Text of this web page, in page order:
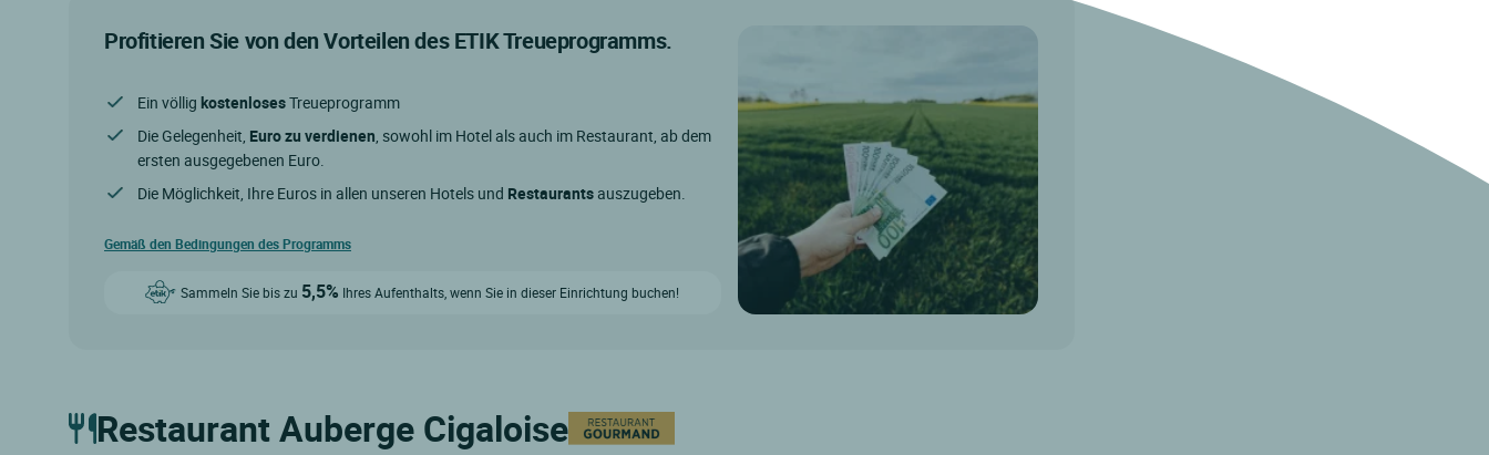
Profitieren Sie von den Vorteilen des ETIK Treueprogramms.
Ein völlig kostenlosesTreueprogramm
Die Gelegenheit, Euro zu verdienen , sowohl im Hotel als auch im Restaurant, ab dem
ersten ausgegebenen Euro.
Die Möglichkeit, Ihre Euros in allen unseren Hotels und Restaurantsauszugeben.
Gemäß den Bedingungen des Programms
Sammeln Sie bis zu 5,5% Ihres Aufenthalts, wenn Sie in dieser Einrichtung buchen!
Restaurant Auberge Cigaloise